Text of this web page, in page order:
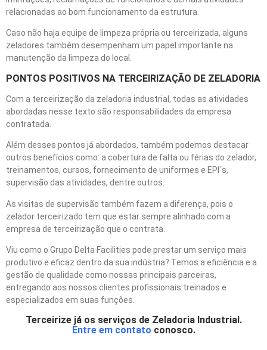
relacionadas ao bom funcionamento da estrutura.
Caso não haja equipe de limpeza própria ou terceirizada, alguns
zeladores também desempenham um papel importante na
manutenção da limpeza do local.
PONTOS POSITIVOS NA TERCEIRIZAÇÃO DE ZELADORIA
Com a terceirização da zeladoria industrial, todas as atividades
abordadas nesse texto são responsabilidades da empresa
contratada.
Além desses pontos já abordados, também podemos destacar
outros benefícios como: a cobertura de falta ou férias do zelador,
treinamentos, cursos, fornecimento de uniformes e EPI´s,
supervisão das atividades, dentre outros.
As visitas de supervisão também fazem a diferença, pois o
zelador terceirizado tem que estar sempre alinhado com a
empresa de terceirização que o contrata.
Viu como o Grupo Delta Facilities pode prestar um serviço mais
produtivo e eficaz dentro da sua indústria? Temos a eficiência e a
gestão de qualidade como nossas principais parceiras,
entregando aos nossos clientes profissionais treinados e
especializados em suas funções.
Terceirize já os serviços de Zeladoria Industrial.
Entre em contato conosco.